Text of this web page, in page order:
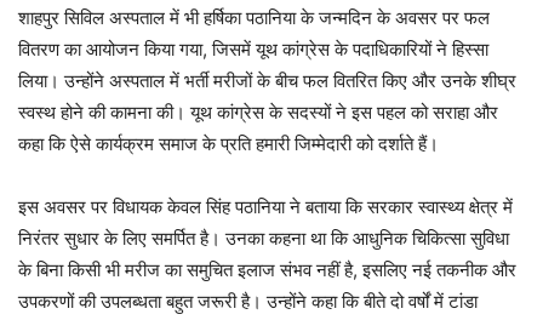
शाहपुर सिविल अस्पताल में भी हर्षिका पठानिया के जन्मदिन के अवसर पर फल
वितरण का आयोजन किया गया, जिसमें यूथ कांग्रेस के पदाधिकारियों ने हिस्सा
लिया। उन्होंने अस्पताल में भर्ती मरीजों के बीच फल वितरित किए और उनके शीघ्र
स्वस्थ होने की कामना की। यूथ कांग्रेस के सदस्यों ने इस पहल को सराहा और
कहा कि ऐसे कार्यक्रम समाज के प्रति हमारी जिम्मेदारी को दर्शाते हैं।
इस अवसर पर विधायक केवल सिंह पठानिया ने बताया कि सरकार स्वास्थ्य क्षेत्र में
निरंतर सुधार के लिए समर्पित है। उनका कहना था कि आधुनिक चिकित्सा सुविधा
के बिना किसी भी मरीज का समुचित इलाज संभव नहीं है, इसलिए नई तकनीक और
उपकरणों की उपलब्धता बहुत जरूरी है। उन्होंने कहा कि बीते दो वर्षों में टांडा